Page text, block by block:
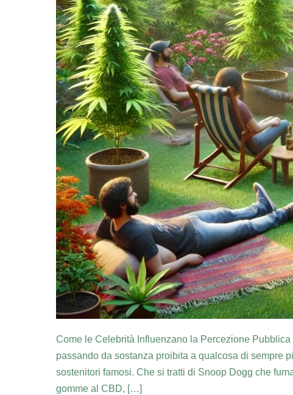
Come le Celebrità Influenzano la Percezione
passando da sostanza proibita a qualcosa di sempre
sostenitori famosi. Che si tratti di Snoop Dogg che
gomme al CBD, […]